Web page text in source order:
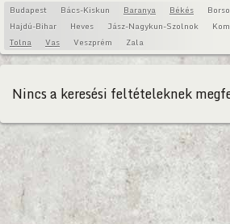
Budapest Bács-Kiskun Baranya Békés
Hajdú-Bihar
Heves Jász-Nagykun-Szolnok
Tolna
Vas Veszprém Zala
Nincs a keresési feltételeknek